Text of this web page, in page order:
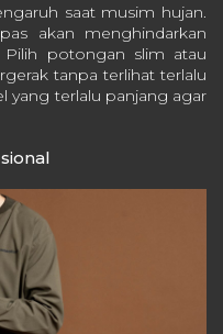
saat musim hujan.
akan menghindarkan
Pilih potongan slim atau
tanpa terlihat terlalu
yang terlalu panjang agar